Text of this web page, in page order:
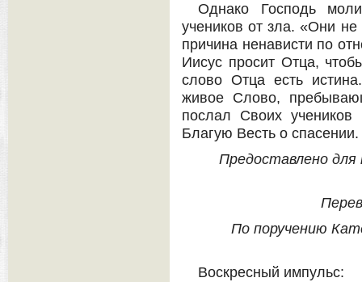
Однако Господь
учеников от зла. «Они
причина ненависти по
Иисус просит Отца,
слово Отца есть
живое Слово,
послал Своих
Благую Весть о спасении.
Предоставлено для
По поручению
Воскресный импульс: